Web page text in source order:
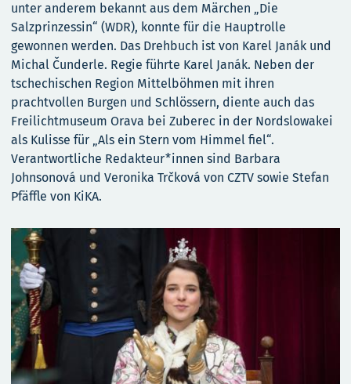
unter anderem bekannt aus dem Märchen „Die
Salzprinzessin“ (WDR), konnte für die Hauptrolle
gewonnen werden. Das Drehbuch ist von Karel Janák und
Michal Čunderle. Regie führte Karel Janák. Neben der
tschechischen Region Mittelböhmen mit ihren
prachtvollen Burgen und Schlössern, diente auch das
Freilichtmuseum Orava bei Zuberec in der Nordslowakei
als Kulisse für „Als ein Stern vom Himmel fiel“.
Verantwortliche Redakteur*innen sind Barbara
Johnsonová und Veronika Trčková von CZTV sowie Stefan
Pfäffle von KiKA.